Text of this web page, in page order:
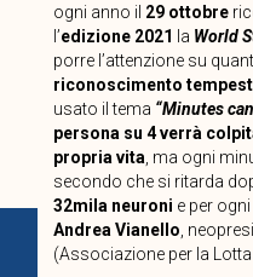
ogni anno il 29 ottobre
l’edizione 2021 la World
porre l’attenzione su
riconoscimento
usato il tema “Minutes
persona su 4 verrà
propria vita , ma ogni
secondo che si ritarda
32mila neuroni e per
Andrea Vianello ,
(Associazione per la Lotta